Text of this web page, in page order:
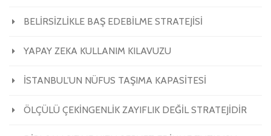
BELİRSİZLİKLE BAŞ EDEBİLME STRATEJİSİ
YAPAY ZEKA KULLANIM KILAVUZU
İSTANBUL’UN NÜFUS TAŞIMA KAPASİTESİ
ÖLÇÜLÜ ÇEKİNGENLİK ZAYIFLIK DEĞİL STRATEJİDİR